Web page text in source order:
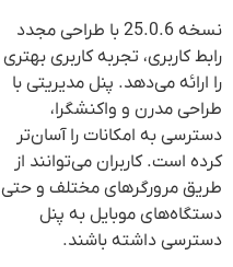
نسخه 25.0.6 با طراحی مجدد
رابط کاربری، تجربه کاربری بهتری
را ارائه می‌دهد. پنل مدیریتی با
طراحی مدرن و واکنشگرا،
دسترسی به امکانات را آسان‌تر
کرده است. کاربران می‌توانند از
طریق مرورگرهای مختلف و حتی
دستگاه‌های موبایل به پنل
دسترسی داشته باشند.